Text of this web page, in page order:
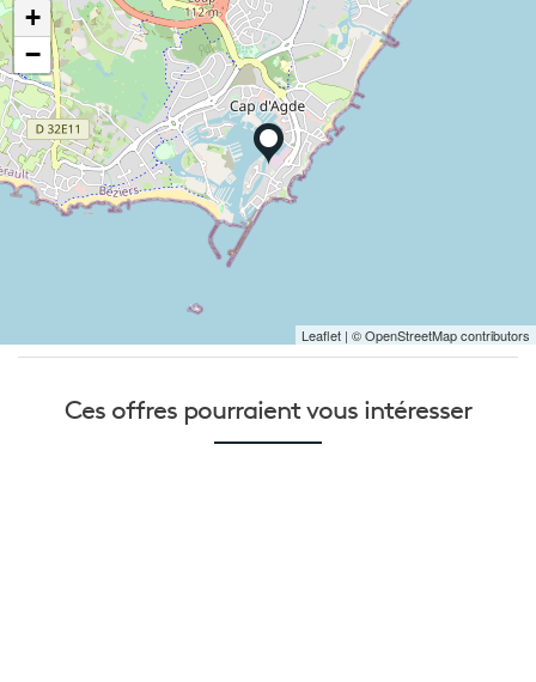
+
−
Leaflet | © OpenStreetMap contributors
Ces offres pourraientvous intéresser